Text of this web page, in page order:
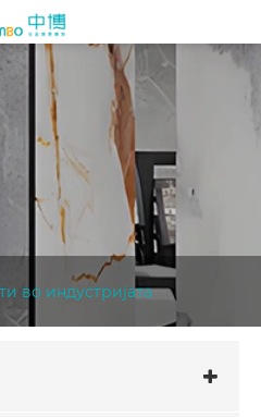
во индустријата